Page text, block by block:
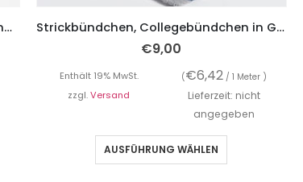
Strickbündchen, gefaltete Collegebündchen in Bordeaux mit Streifen in Pink/Marine/Gold, 90 cm Strickbündchen, Collegebündchen in Grau Melange mit Streifen in Marine Rot, 120 cm
€9,00
Enthält 19% MwSt. (€6,42 / 1 Meter )
zzgl.Versand
Lieferzeit: nicht
angegeben
AUSFÜHRUNG WÄHLEN